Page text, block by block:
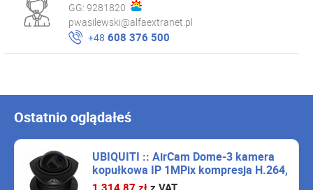
GG: 9281820
pwasilewski@alfaextranet.pl
+48 608 376 500
Ostatnio oglądałeś
UBIQUITI :: AirCam Dome-3 kamera
kopułkowa IP 1MPix kompresja H.264,
30FPS, PoE, audio 3pack
1 314,87 zł z VAT